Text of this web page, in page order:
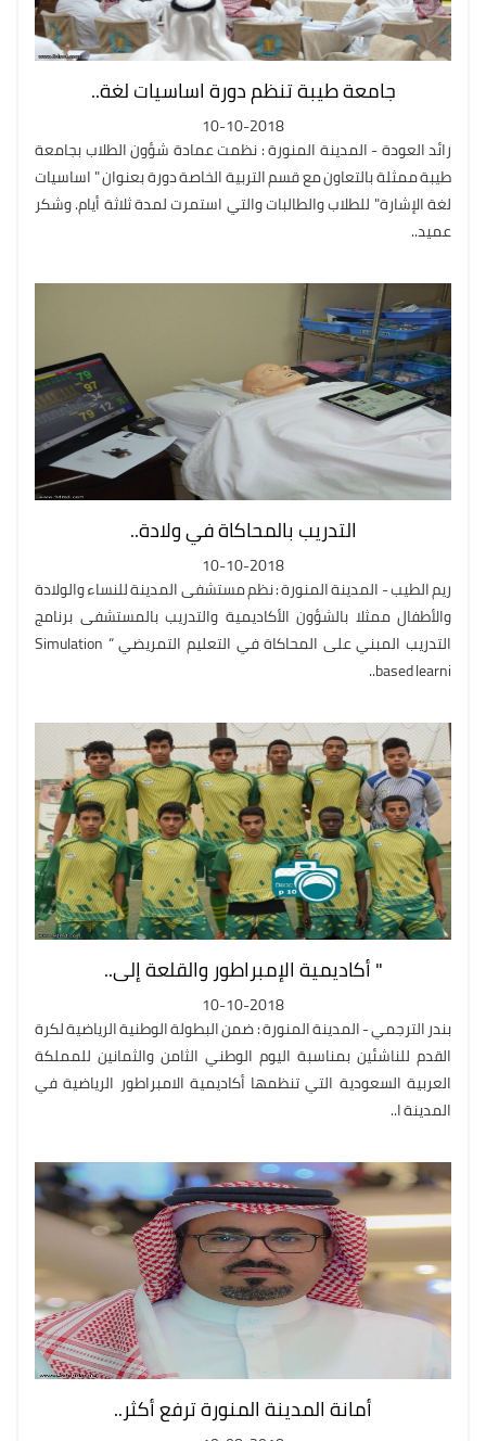
جامعة طيبة تنظم دورة اساسيات لغة..
10-10-2018
رائد العودة - المدينة المنورة : نظمت عمادة شؤون الطلاب بجامعة
طيبة ممثلة بالتعاون مع قسم التربية الخاصة دورة بعنوان " اساسيات
لغة الإشارة" للطلاب والطالبات والتي استمرت لمدة ثلاثة أيام. وشكر
عميد..
التدريب بالمحاكاة في ولادة..
10-10-2018
ريم الطيب - المدينة المنورة : نظم مستشفى المدينة للنساء والولادة
والأطفال ممثلا بالشؤون الأكاديمية والتدريب بالمستشفى برنامج
التدريب المبني على المحاكاة في التعليم التمريضي “ Simulation
based learni..
" أكاديمية الإمبراطور والقلعة إلى..
10-10-2018
بندر الترجمي - المدينة المنورة : ضمن البطولة الوطنية الرياضية لكرة
القدم للناشئين بمناسبة اليوم الوطني الثامن والثمانين للمملكة
العربية السعودية التي تنظمها أكاديمية الامبراطور الرياضية في
المدينة ا..
أمانة المدينة المنورة ترفع أكثر..